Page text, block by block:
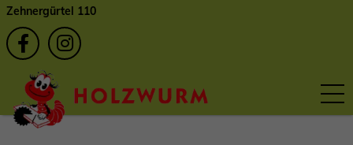
Zehnergürtel 110